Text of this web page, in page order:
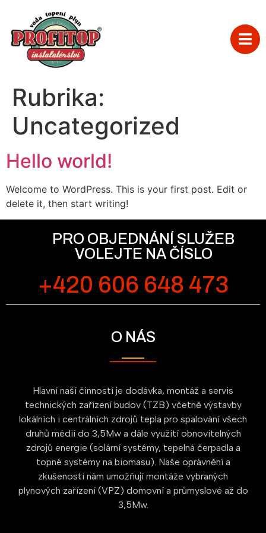
Rubrika:
Uncategorized
Hello world!
Welcome to WordPress. This is your first post. Edit or
delete it, then start writing!
PRO OBJEDNÁNÍ SLUŽEB
VOLEJTE NA ČÍSLO
+420 606 648 473
O NÁS
Hlavní naší činností je dodávka, montáž a servis
technických zařízení budov (TZB) včetně výstavby
lokálních i centrálních zdrojů tepla pro spalování všech
druhů médií do 3,5Mw a dále využítí obnovitelných
zdrojů energie (solární systémy, tepelná čerpadla a
topné systémy na biomasu). Naše oprávnění a
zkušenosti nám umožňují montáže vybraných
plynových zařízení (VPZ) domovní a průmyslové až do
3,5Mw.